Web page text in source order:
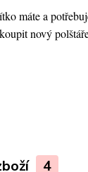
máte a
nový
4